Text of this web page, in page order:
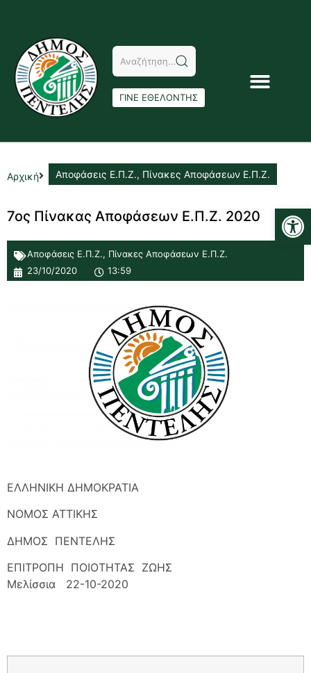
ΓΙΝΕ ΕΘΕΛΟΝΤΗΣ
Αρχική Αποφάσεις Ε.Π.Ζ., Πίνακες Αποφάσεων Ε.Π.Ζ.
7ος Πίνακας Αποφάσεων Ε.Π.Ζ. 2020
Αποφάσεις Ε.Π.Ζ., Πίνακες Αποφάσεων Ε.Π.Ζ.
23/10/2020
13:59
ΕΛΛΗΝΙΚΗ ΔΗΜΟΚΡΑΤΙΑ
ΝΟΜΟΣ ΑΤΤΙΚΗΣ
ΔΗΜΟΣ ΠΕΝΤΕΛΗΣ
ΕΠΙΤΡΟΠΗ ΠΟΙΟΤΗΤΑΣ ΖΩΗΣ
Μελίσσια 22-10-2020